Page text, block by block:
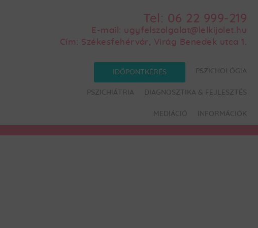
Tel: 06 22 999-219
E-mail: ugyfelszolgalat@lelkijolet.hu
Cím: Székesfehérvár, Virág Benedek utca 1.
IDŐPONTKÉRÉS PSZICHOLÓGIA
PSZICHIÁTRIA DIAGNOSZTIKA & FEJLESZTÉS
MEDIÁCIÓ INFORMÁCIÓK